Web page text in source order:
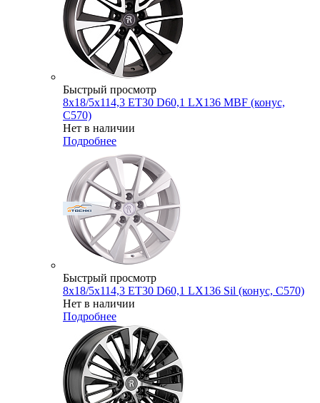
Быстрый просмотр
8x18/5x114,3 ET30 D60,1 LX136 MBF (конус,
C570)
Нет в наличии
Подробнее
Быстрый просмотр
8x18/5x114,3 ET30 D60,1 LX136 Sil (конус, C570)
Нет в наличии
Подробнее